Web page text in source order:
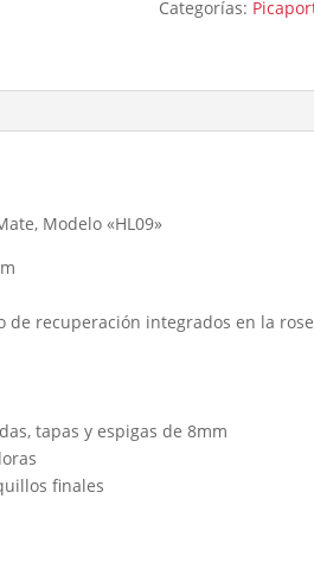
cantidad
Categorías:
Modelo «HL09»
de recuperación integrados en la
tapas y espigas de 8mm
finales